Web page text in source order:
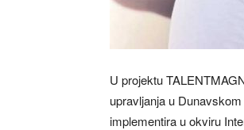
U projektu
upravljanja u
implementira u okviru